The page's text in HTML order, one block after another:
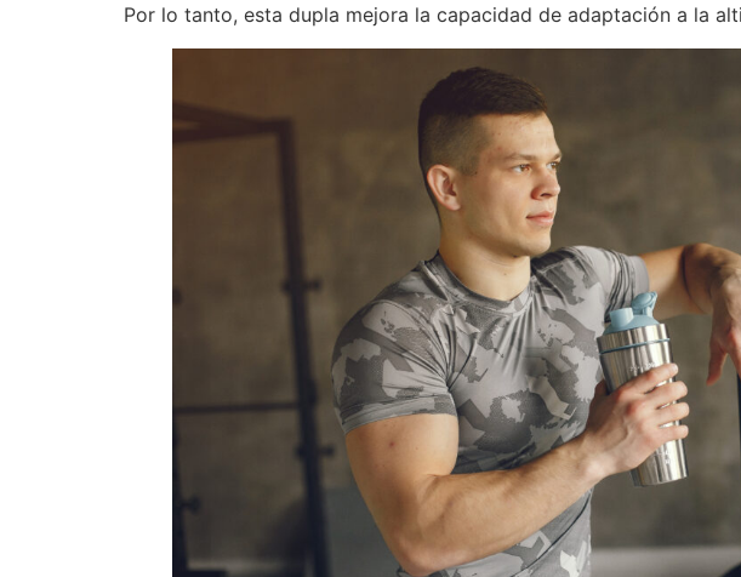
Por lo tanto, esta dupla mejora la capacidad de adaptación a la